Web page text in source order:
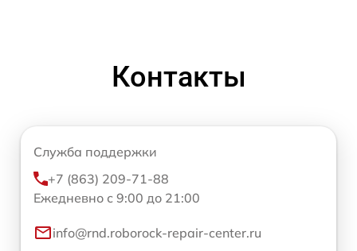
Контакты
Служба поддержки
+7 (863) 209-71-88
Ежедневно с 9:00 до 21:00
info@rnd.roborock-repair-center.ru